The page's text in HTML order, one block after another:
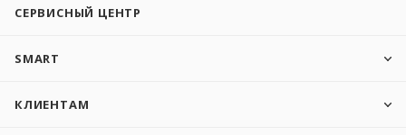
СЕРВИСНЫЙ ЦЕНТР
SMART
КЛИЕНТАМ